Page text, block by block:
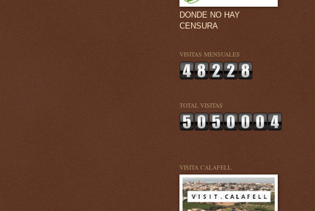
DONDE NO HAY
CENSURA
VISITAS MENSUALES
TOTAL VISITAS
VISITA CALAFELL